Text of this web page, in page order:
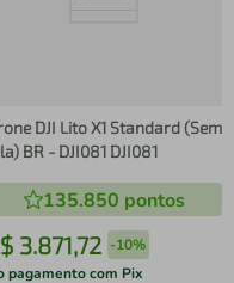
DJI Lito X1 Standard (Sem
BR - DJI081 DJI081
135.850 pontos
3.871,72 -10%
pagamento com Pix